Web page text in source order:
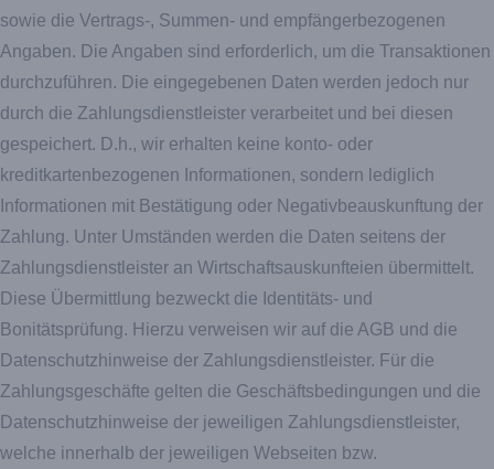
sowie die Vertrags-, Summen- und empfängerbezogenen
Angaben. Die Angaben sind erforderlich, um die Transaktionen
durchzuführen. Die eingegebenen Daten werden jedoch nur
durch die Zahlungsdienstleister verarbeitet und bei diesen
gespeichert. D.h., wir erhalten keine konto- oder
kreditkartenbezogenen Informationen, sondern lediglich
Informationen mit Bestätigung oder Negativbeauskunftung der
Zahlung. Unter Umständen werden die Daten seitens der
Zahlungsdienstleister an Wirtschaftsauskunfteien übermittelt.
Diese Übermittlung bezweckt die Identitäts- und
Bonitätsprüfung. Hierzu verweisen wir auf die AGB und die
Datenschutzhinweise der Zahlungsdienstleister. Für die
Zahlungsgeschäfte gelten die Geschäftsbedingungen und die
Datenschutzhinweise der jeweiligen Zahlungsdienstleister,
welche innerhalb der jeweiligen Webseiten bzw.